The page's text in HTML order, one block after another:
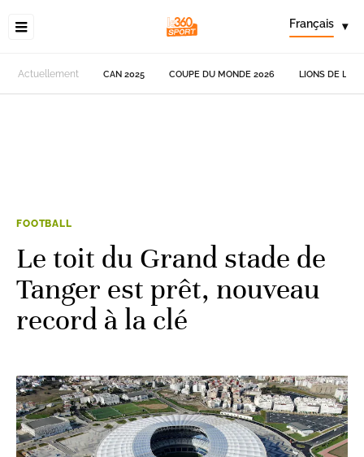
Français ▾
Actuellement CAN 2025 COUPE DU MONDE 2026 LIONS DE
FOOTBALL
Le toit du Grand stade de
Tanger est prêt, nouveau
record à la clé